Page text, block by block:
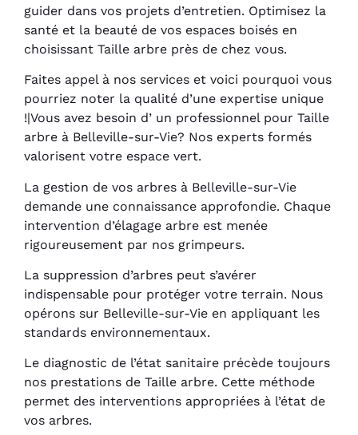
guider dans vos projets d’entretien. Optimisez la
santé et la beauté de vos espaces boisés en
choisissant Taille arbre près de chez vous.
Faites appel à nos services et voici pourquoi vous
pourriez noter la qualité d’une expertise unique
!|Vous avez besoin d’ un professionnel pour Taille
arbre à Belleville-sur-Vie? Nos experts formés
valorisent votre espace vert.
La gestion de vos arbres à Belleville-sur-Vie
demande une connaissance approfondie. Chaque
intervention d’élagage arbre est menée
rigoureusement par nos grimpeurs.
La suppression d’arbres peut s’avérer
indispensable pour protéger votre terrain. Nous
opérons sur Belleville-sur-Vie en appliquant les
standards environnementaux.
Le diagnostic de l’état sanitaire précède toujours
nos prestations de Taille arbre. Cette méthode
permet des interventions appropriées à l’état de
vos arbres.